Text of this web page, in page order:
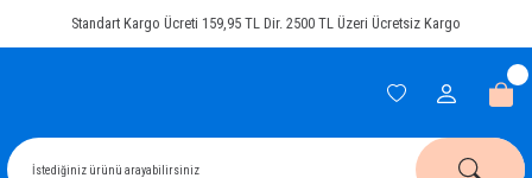
Standart Kargo Ücreti 159,95 TL Dir. 2500 TL Üzeri Ücretsiz Kargo